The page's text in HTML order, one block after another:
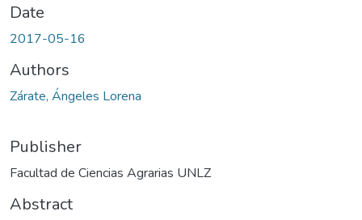
Date
2017-05-16
Authors
Zárate, Ángeles Lorena
Publisher
Facultad de Ciencias Agrarias UNLZ
Abstract